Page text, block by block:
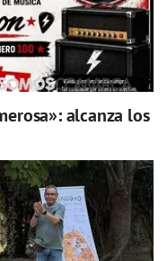
alcanza los